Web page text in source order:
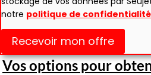
notre politique de confidentialité
Recevoir mon offre
Vos options pour